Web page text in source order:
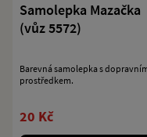
Samolepka Mazačka
(vůz 5572)
Barevná samolepka s
prostředkem.
20 Kč